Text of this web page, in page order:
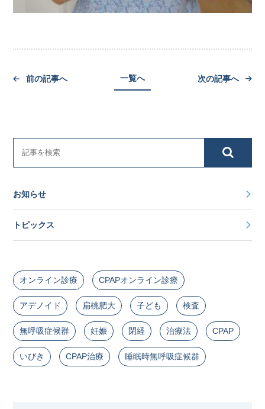
お知らせ
トピックス
オンライン診療 CPAPオンライン診療
アデノイド 扁桃肥大 子ども 検査
無呼吸症候群 妊娠 閉経 治療法 CPAP
いびき CPAP治療 睡眠時無呼吸症候群
前の記事へ 一覧へ 次の記事へ